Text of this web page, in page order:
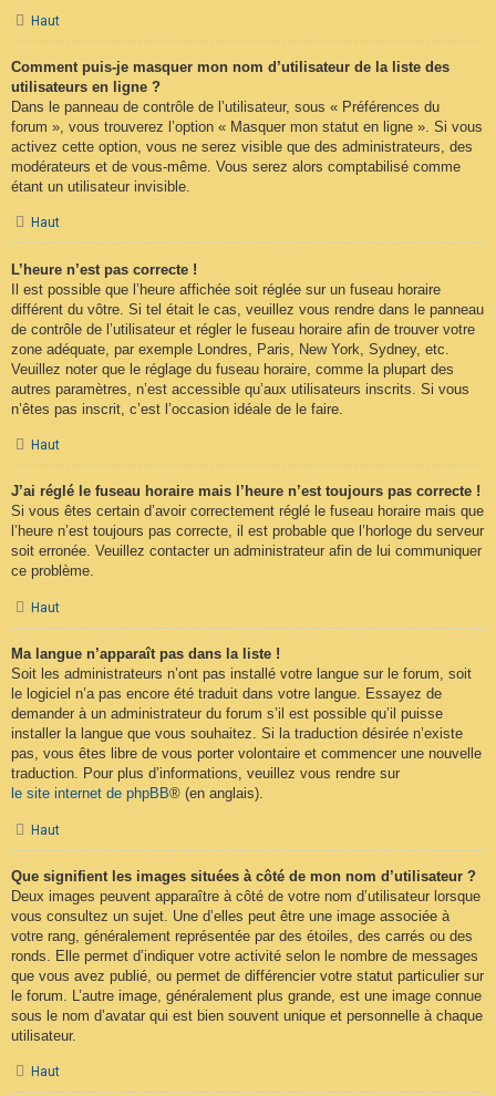
Haut
Comment puis-je masquer mon nom d’utilisateur de la liste des
utilisateurs en ligne ?
Dans le panneau de contrôle de l’utilisateur, sous « Préférences du
forum », vous trouverez l’option « Masquer mon statut en ligne ». Si vous
activez cette option, vous ne serez visible que des administrateurs, des
modérateurs et de vous-même. Vous serez alors comptabilisé comme
étant un utilisateur invisible.
Haut
L’heure n’est pas correcte !
Il est possible que l’heure affichée soit réglée sur un fuseau horaire
différent du vôtre. Si tel était le cas, veuillez vous rendre dans le panneau
de contrôle de l’utilisateur et régler le fuseau horaire afin de trouver votre
zone adéquate, par exemple Londres, Paris, New York, Sydney, etc.
Veuillez noter que le réglage du fuseau horaire, comme la plupart des
autres paramètres, n’est accessible qu’aux utilisateurs inscrits. Si vous
n’êtes pas inscrit, c’est l’occasion idéale de le faire.
Haut
J’ai réglé le fuseau horaire mais l’heure n’est toujours pas correcte !
Si vous êtes certain d’avoir correctement réglé le fuseau horaire mais que
l’heure n’est toujours pas correcte, il est probable que l’horloge du serveur
soit erronée. Veuillez contacter un administrateur afin de lui communiquer
ce problème.
Haut
Ma langue n’apparaît pas dans la liste !
Soit les administrateurs n’ont pas installé votre langue sur le forum, soit
le logiciel n’a pas encore été traduit dans votre langue. Essayez de
demander à un administrateur du forum s’il est possible qu’il puisse
installer la langue que vous souhaitez. Si la traduction désirée n’existe
pas, vous êtes libre de vous porter volontaire et commencer une nouvelle
traduction. Pour plus d’informations, veuillez vous rendre sur
le site internet de phpBB® (en anglais).
Haut
Que signifient les images situées à côté de mon nom d’utilisateur ?
Deux images peuvent apparaître à côté de votre nom d’utilisateur lorsque
vous consultez un sujet. Une d’elles peut être une image associée à
votre rang, généralement représentée par des étoiles, des carrés ou des
ronds. Elle permet d’indiquer votre activité selon le nombre de messages
que vous avez publié, ou permet de différencier votre statut particulier sur
le forum. L’autre image, généralement plus grande, est une image connue
sous le nom d’avatar qui est bien souvent unique et personnelle à chaque
utilisateur.
Haut